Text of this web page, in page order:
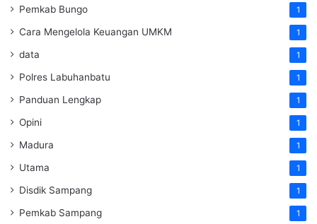
Pemkab Bungo 1
Cara Mengelola Keuangan UMKM 1
data 1
Polres Labuhanbatu 1
Panduan Lengkap 1
Opini 1
Madura 1
Utama 1
Disdik Sampang 1
Pemkab Sampang 1